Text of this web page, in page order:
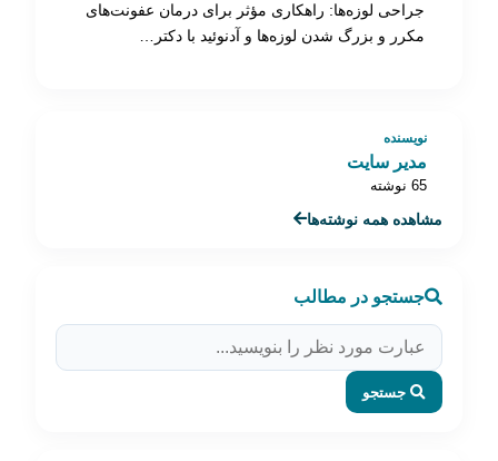
جراحی لوزه‌ها: راهکاری مؤثر برای درمان عفونت‌های
مکرر و بزرگ شدن لوزه‌ها و آدنوئید با دکتر…
نویسنده
مدیر سایت
65 نوشته
مشاهده همه نوشته‌ها
جستجو در مطالب
جستجو